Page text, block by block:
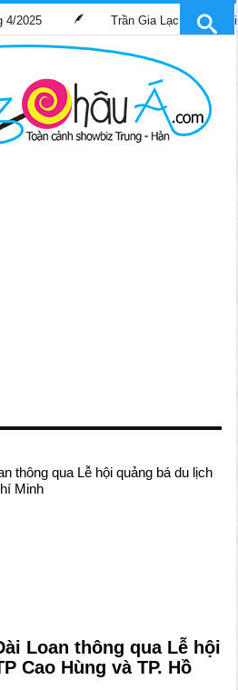
Trần Gia Lạc và Trần Hiểu Hoa
Loan thông qua Lễ hội
Cao Hùng và TP. Hồ